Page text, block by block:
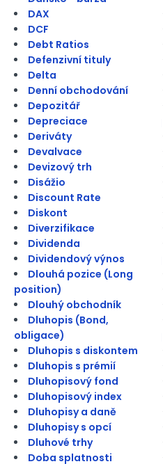
DAX
DCF
Debt Ratios
Defenzivní tituly
Delta
Denní obchodování
Depozitář
Depreciace
Deriváty
Devalvace
Devizový trh
Disážio
Discount Rate
Diskont
Diverzifikace
Dividenda
Dividendový výnos
Dlouhá pozice (Long
position)
Dlouhý obchodník
Dluhopis (Bond,
obligace)
Dluhopis s diskontem
Dluhopis s prémií
Dluhopisový fond
Dluhopisový index
Dluhopisy a daně
Dluhopisy s opcí
Dluhové trhy
Doba splatnosti